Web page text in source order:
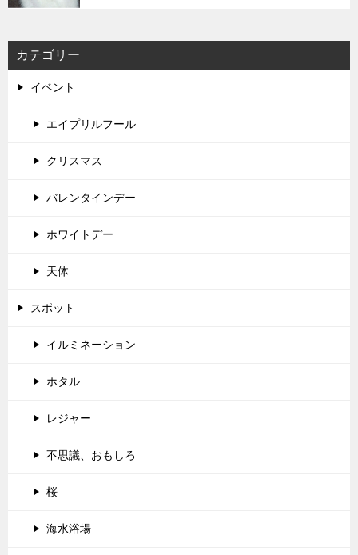
カテゴリー
イベント
エイプリルフール
クリスマス
バレンタインデー
ホワイトデー
天体
スポット
イルミネーション
ホタル
レジャー
不思議、おもしろ
桜
海水浴場